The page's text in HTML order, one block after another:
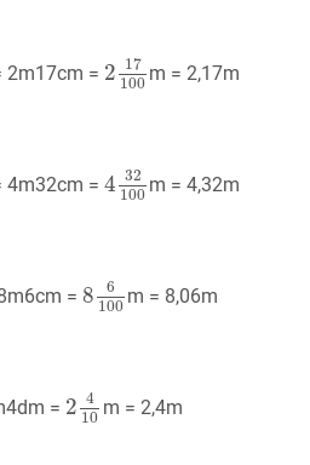
2m17cm = 2 17
100
2 17
m = 2,17m
4m32cm = 4 32
100
4 32
m = 4,32m
= 8
6
100
8 6100
m = 8,06m
= 2 4
10
2 410
m = 2,4m